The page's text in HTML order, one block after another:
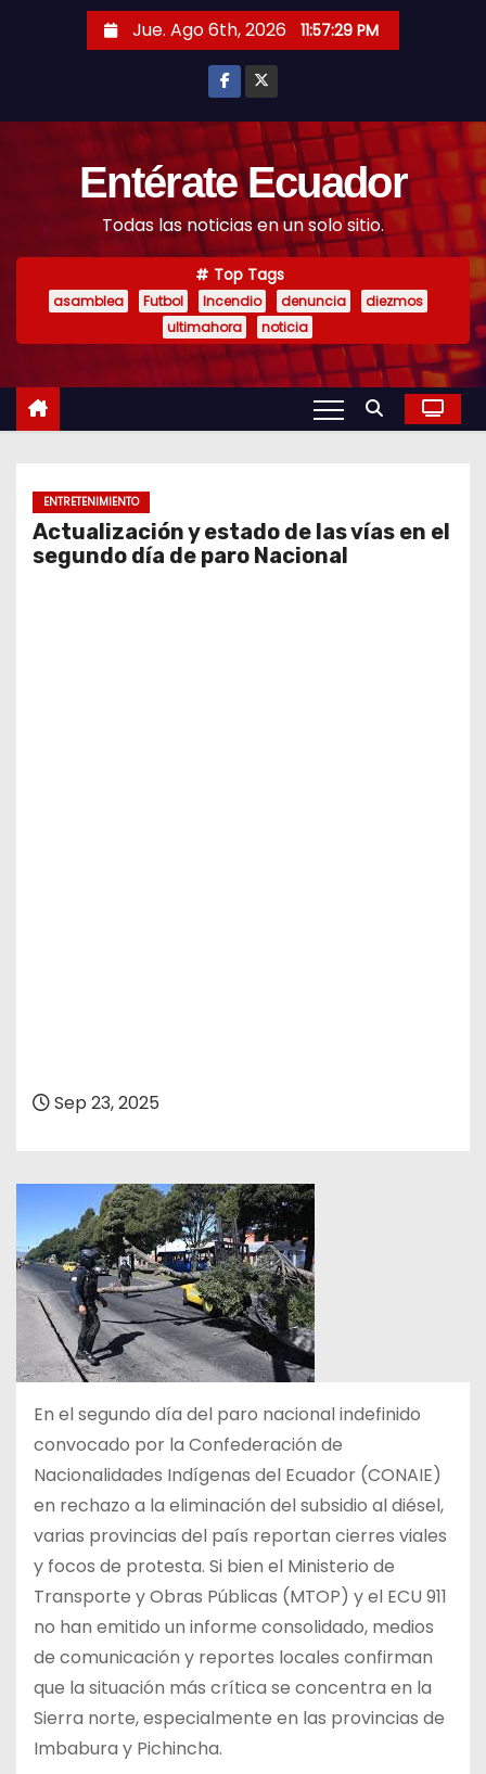
Jue. Ago 6th, 2026 11:57:30 PM
Entérate Ecuador
Todas las noticias en un solo sitio.
Top Tags
asamblea Futbol Incendio denuncia
diezmos
ultimahora
noticia
ENTRETENIMIENTO
Actualización y estado de las vías en el
segundo día de paro Nacional
Sep 23, 2025
En el segundo día del paro nacional indefinido
convocado por la Confederación de
Nacionalidades Indígenas del Ecuador (CONAIE)
en rechazo a la eliminación del subsidio al diésel,
varias provincias del país reportan cierres viales
y focos de protesta. Si bien el Ministerio de
Transporte y Obras Públicas (MTOP) y el ECU 911
no han emitido un informe consolidado, medios
de comunicación y reportes locales confirman
que la situación más crítica se concentra en la
Sierra norte, especialmente en las provincias de
Imbabura y Pichincha.